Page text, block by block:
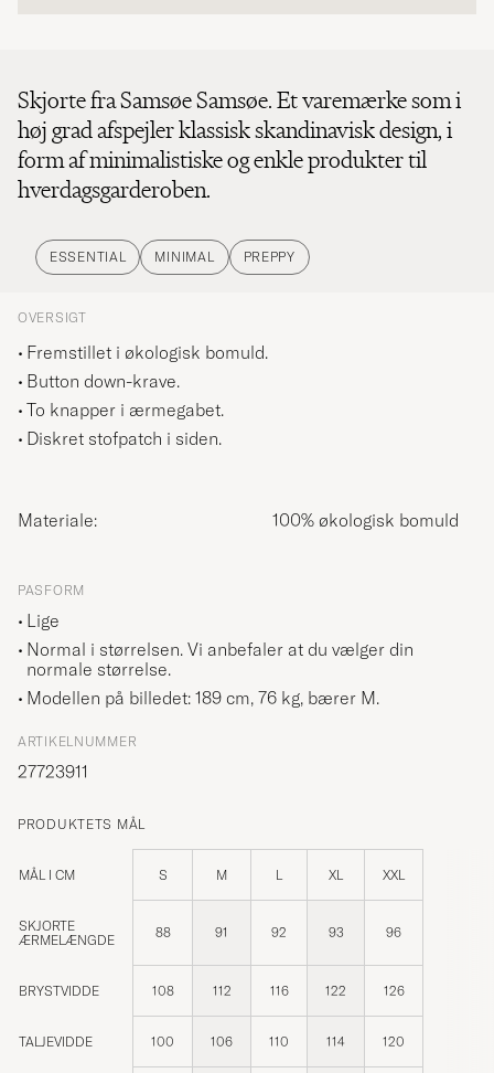
Skjorte fra Samsøe Samsøe. Et varemærke som i
høj grad afspejler klassisk skandinavisk design, i
form af minimalistiske og enkle produkter til
hverdagsgarderoben.
ESSENTIAL MINIMAL PREPPY
OVERSIGT
Fremstillet i økologisk bomuld.
Button down-krave.
To knapper i ærmegabet.
Diskret stofpatch i siden.
Materiale: 100% økologisk bomuld
PASFORM
Lige
Normal i størrelsen. Vi anbefaler at du vælger din
normale størrelse.
Modellen på billedet: 189 cm, 76 kg, bærer M.
ARTIKELNUMMER
27723911
PRODUKTETS MÅL
MÅL I CM S M L XL XXL
SKJORTE
ÆRMELÆNGDE
88 91 92 93 96
BRYSTVIDDE 108 112 116 122 126
TALJEVIDDE 100 106 110 114 120